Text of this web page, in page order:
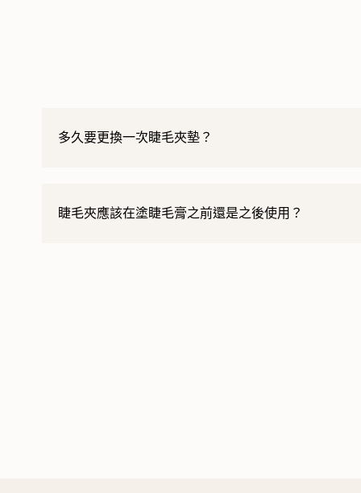
多久要更換一次睫毛夾墊？
睫毛夾應該在塗睫毛膏之前還是之後使用？